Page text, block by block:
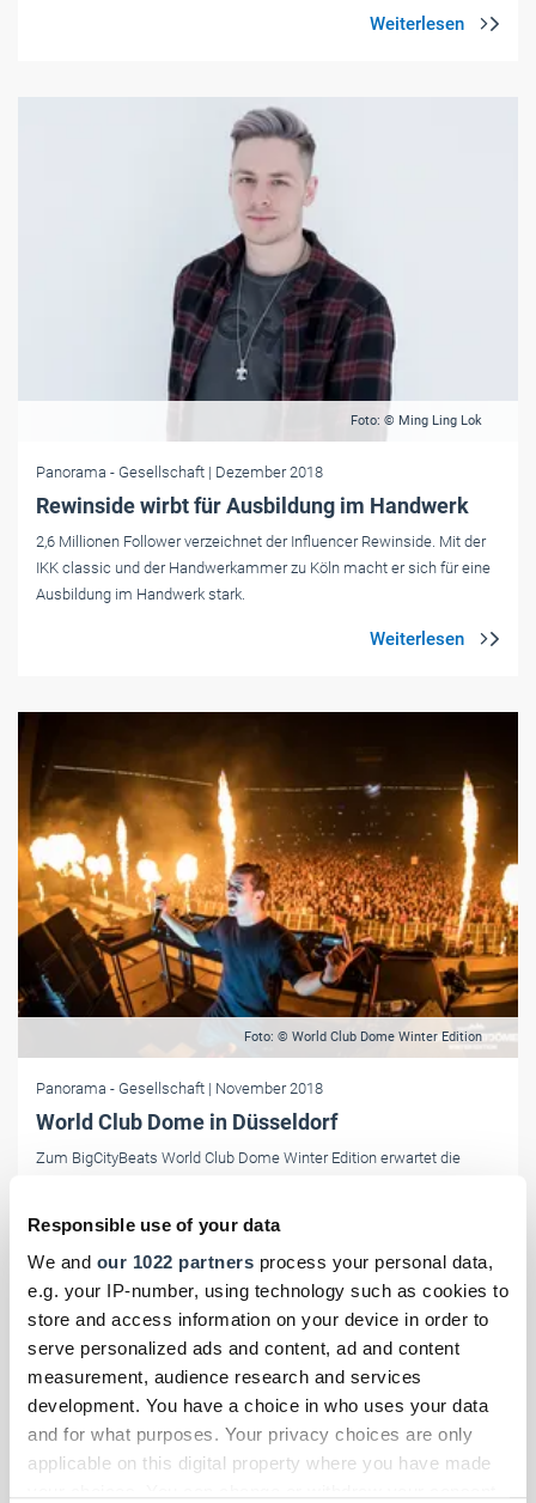
Responsible use of your data
We and our 1022 partners process your personal data,
e.g. your IP-number, using technology such as cookies to
store and access information on your device in order to
serve personalized ads and content, ad and content
measurement, audience research and services
development. You have a choice in who uses your data
and for what purposes. Your privacy choices are only
applicable on this digital property where you have made
Foto: © Ming Ling Lok
Panorama - Gesellschaft | Dezember 2018
Rewinside wirbt für Ausbildung im Handwerk
2,6 Millionen Follower verzeichnet der Influencer Rewinside. Mit der
IKK classic und der Handwerkammer zu Köln macht er sich für eine
Ausbildung im Handwerk stark.
Foto: © World Club Dome Winter Edition
Panorama - Gesellschaft | November 2018
World Club Dome in Düsseldorf
Zum BigCityBeats World Club Dome Winter Edition erwartet die